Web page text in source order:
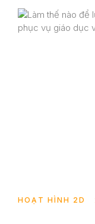
HOẠT HÌNH 2D